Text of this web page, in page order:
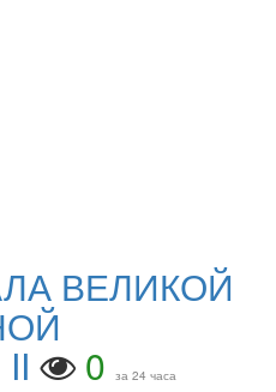
ВЕЛИКОЙ
0 за 24 часа